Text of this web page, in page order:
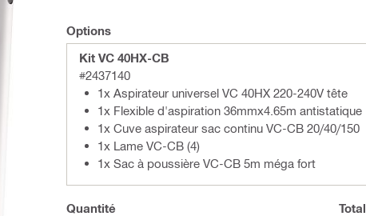
Options
Kit VC 40HX-CB
#2437140
1x Aspirateur universel VC 40HX 220-240V tête
1x Flexible d'aspiration 36mmx4.65m antistatique
1x Cuve aspirateur sac continu VC-CB 20/40/150
1x Lame VC-CB (4)
1x Sac à poussière VC-CB 5m méga fort
Quantité
Total